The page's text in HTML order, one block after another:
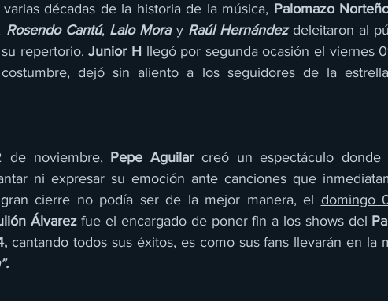
décadas de la historia de la música, Palomazo
Rosendo Cantú, Lalo Mora y Raúl Hernández deleitaron al
repertorio. Junior H llegó por segunda ocasión el viernes
dejó sin aliento a los seguidores de la
de noviembre, Pepe Aguilar creó un espectáculo donde
ni expresar su emoción ante canciones que
cierre no podía ser de la mejor manera, el domingo
Álvarez fue el encargado de poner fin a los shows del
cantando todos sus éxitos, es como sus fans llevarán en la